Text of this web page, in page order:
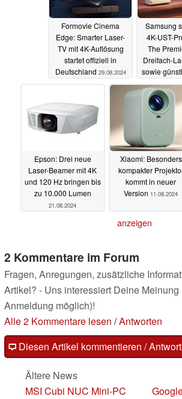
Formovie Cinema
Edge: Smarter Laser-
TV mit 4K-Auflösung
startet offiziell in
Deutschland 29.08.2024
Samsung
4K-UST-
The
Dreifach-
sowie
Epson: Drei neue
Laser-Beamer mit 4K
und 120 Hz bringen bis
zu 10.000 Lumen
21.08.2024
Xiaomi: Besonders
kompakter
kommt in neuer
Version 11.08.2024
anzeigen
2 Kommentare im Forum
Fragen, Anregungen, zusätzliche
Artikel? - Uns interessiert Deine
Anmeldung möglich)!
Alle 2 Kommentare lesen /Antworten
Diesen Artikel kommentieren /
Ältere News
MSI Cubi NUC Mini-PC